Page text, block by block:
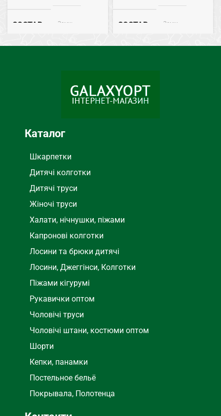
СОСТАВ Замш СОСТАВ Замш
Каталог
Шкарпетки
Дитячі колготки
Дитячі труси
Жіночі труси
Халати, нічнушки, піжами
Капронові колготки
Лосини та брюки дитячі
Лосини, Джеггінси, Колготки
Піжами кігурумі
Рукавички оптом
Чоловічі труси
Чоловічі штани, костюми оптом
Шорти
Кепки, панамки
Постельное бельё
Покрывала, Полотенца